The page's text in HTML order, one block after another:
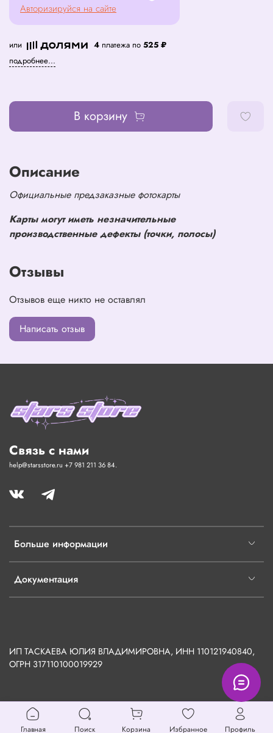
Авторизируйся на сайте
или 4 платежа по 525 ₽
подробнее...
В корзину
Описание
Официальные предзаказные фотокарты
Карты могут иметь незначительные
производственные дефекты (точки, полосы)
Отзывы
Отзывов еще никто не оставлял
Написать отзыв
Больше информации
Документация
Связь с нами
help@starsstore.ru +7 981 211 36 84.
ИП ТАСКАЕВА ЮЛИЯ ВЛАДИМИРОВНА, ИНН 110121940840,
ОГРН 317110100019929
Главная Поиск Корзина Избранное Профиль